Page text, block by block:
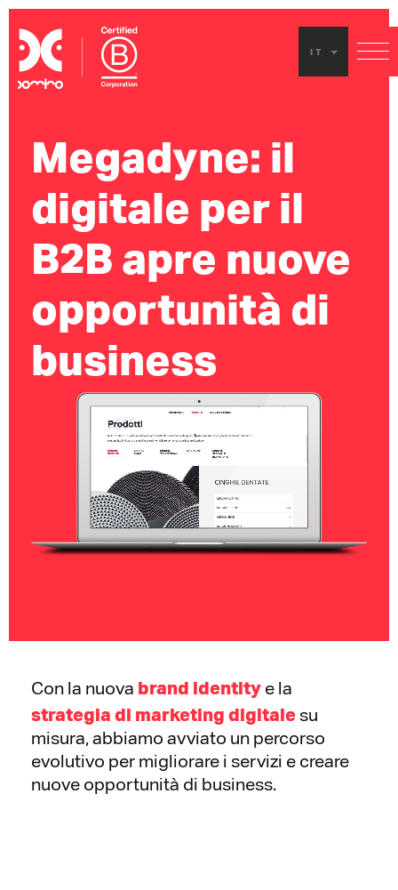
IT
Megadyne: il
digitale per il
B2B apre nuove
opportunità di
business
Con la nuova brand identity e la
strategia di marketing digitale su
misura, abbiamo avviato un percorso
evolutivo per migliorare i servizi e creare
nuove opportunità di business.